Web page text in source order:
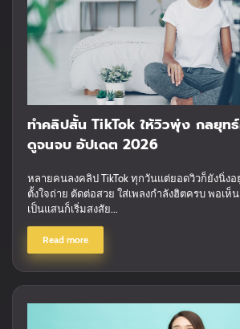
ทำคลิปสั้น TikTok ให้วิวพุ่ง กลยุท
ดูจนจบ อัปเดต 2026
หลายคนลงคลิป TikTok ทุกวันแต่ยอดวิวก็ยังนิ่ง
ตั้งใจถ่าย ตัดต่อสวย ใส่เพลงกำลังฮิตครบ พอเห็
เป็นแสนก็เริ่มสงสัย...
Read more